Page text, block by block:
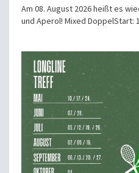
Am 08. August 2026 heißt es
und Aperol! Mixed DoppelStart: